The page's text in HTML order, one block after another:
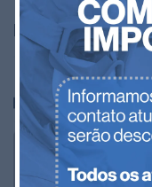
Posts mais
LEIA MAIS